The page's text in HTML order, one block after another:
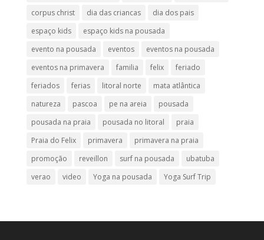
corpus christ
dia das criancas
dia dos pais
espaço kids
espaço kids na pousada
evento na pousada
eventos
eventos na pousada
eventos na primavera
familia felix
feriado
feriados
ferias litoral norte
mata atlântica
natureza
pascoa pe na areia
pousada
pousada na praia
pousada no litoral
praia
Praia do Felix
primavera
primavera na praia
promoção
reveillon surf na pousada
ubatuba
verao
video Yoga na pousada Yoga Surf Trip